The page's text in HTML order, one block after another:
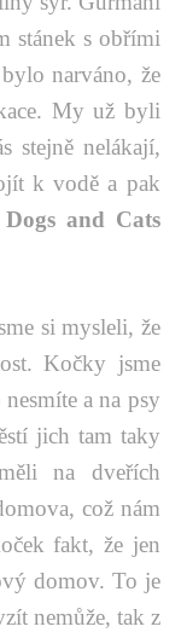
stánek s obřími
narváno, že
My už byli
stejně nelákají,
k vodě a pak
Dogs and Cats
si mysleli, že
Kočky jsme
a na psy
jich tam taky
na dveřích
což nám
fakt, že jen
domov. To je
nemůže, tak z